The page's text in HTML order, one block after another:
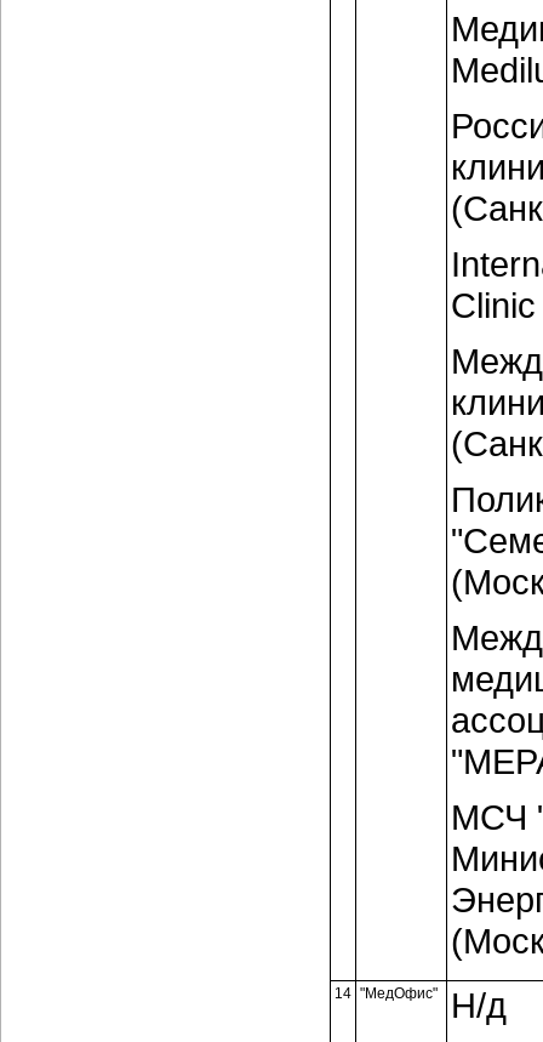
МСЧ
14 "МедОфис" Н/д